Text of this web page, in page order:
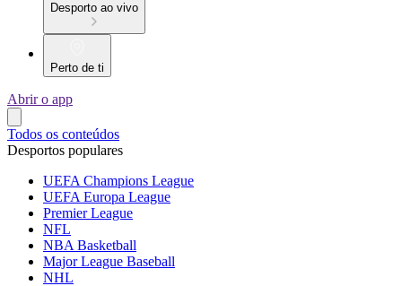
Desporto ao vivo
Perto de ti
Abrir o app
Todos os conteúdos
Desportos populares
UEFA Champions League
UEFA Europa League
Premier League
NFL
NBA Basketball
Major League Baseball
NHL